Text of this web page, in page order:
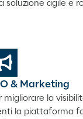
soluzione agile e
& Marketing
migliorare la
l a piattaforma